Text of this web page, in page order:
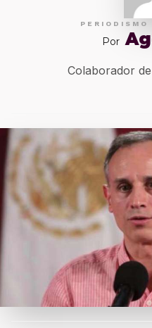
PERIODISMO
Por
Colaborador